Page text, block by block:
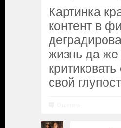
Картинка
контент в
жизнь да же
свой